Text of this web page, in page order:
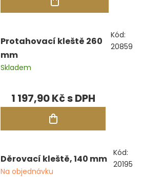
Protahovací kleště 260
mm
Skladem
1 197,90 Kč
Kód:
20859
Děrovací kleště, 140 mm
Na objednávku
Kód:
20195